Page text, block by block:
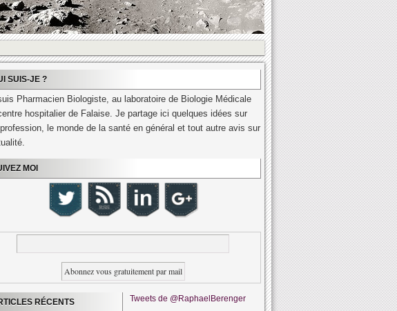
SUIS-JE ?
Pharmacien Biologiste, au laboratoire de Biologie Médicale
hospitalier de Falaise. Je partage ici quelques idées sur
le monde de la santé en général et tout autre avis sur
MOI
RÉCENTS
Tweets de @RaphaelBerenger